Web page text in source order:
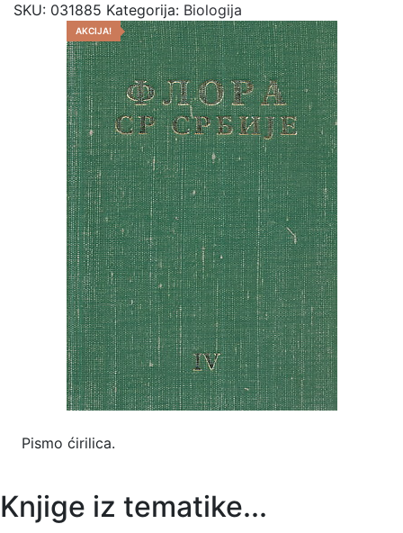
SKU: 031885 Kategorija: Biologija
AKCIJA!
Pismo ćirilica.
Knjige iz tematike...